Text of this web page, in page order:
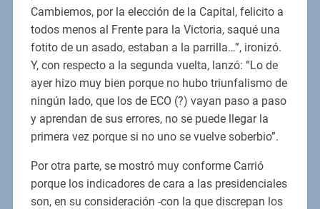
Cambiemos, por la elección de la Capital, felicito a
todos menos al Frente para la Victoria, saqué una
fotito de un asado, estaban a la parrilla…”, ironizó.
Y, con respecto a la segunda vuelta, lanzó: “Lo de
ayer hizo muy bien porque no hubo triunfalismo de
ningún lado, que los de ECO (?) vayan paso a paso
y aprendan de sus errores, no se puede llegar la
primera vez porque si no uno se vuelve soberbio”.
Por otra parte, se mostró muy conforme Carrió
porque los indicadores de cara a las presidenciales
son, en su consideración -con la que discrepan los